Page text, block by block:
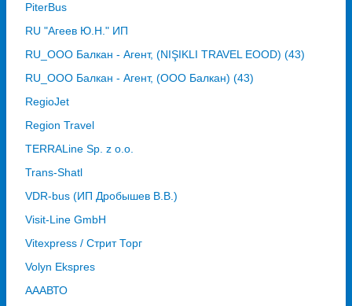
PiterBus
RU "Агеев Ю.Н." ИП
RU_ООО Балкан - Агент, (NIŞIKLI TRAVEL EOOD) (43)
RU_ООО Балкан - Агент, (ООО Балкан) (43)
RegioJet
Region Travel
TERRALine Sp. z o.o.
Trans-Shatl
VDR-bus (ИП Дробышев В.В.)
Visit-Line GmbH
Vitexpress / Стрит Торг
Volyn Ekspres
АААВТО